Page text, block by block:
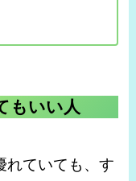
もいい人
れていても、す